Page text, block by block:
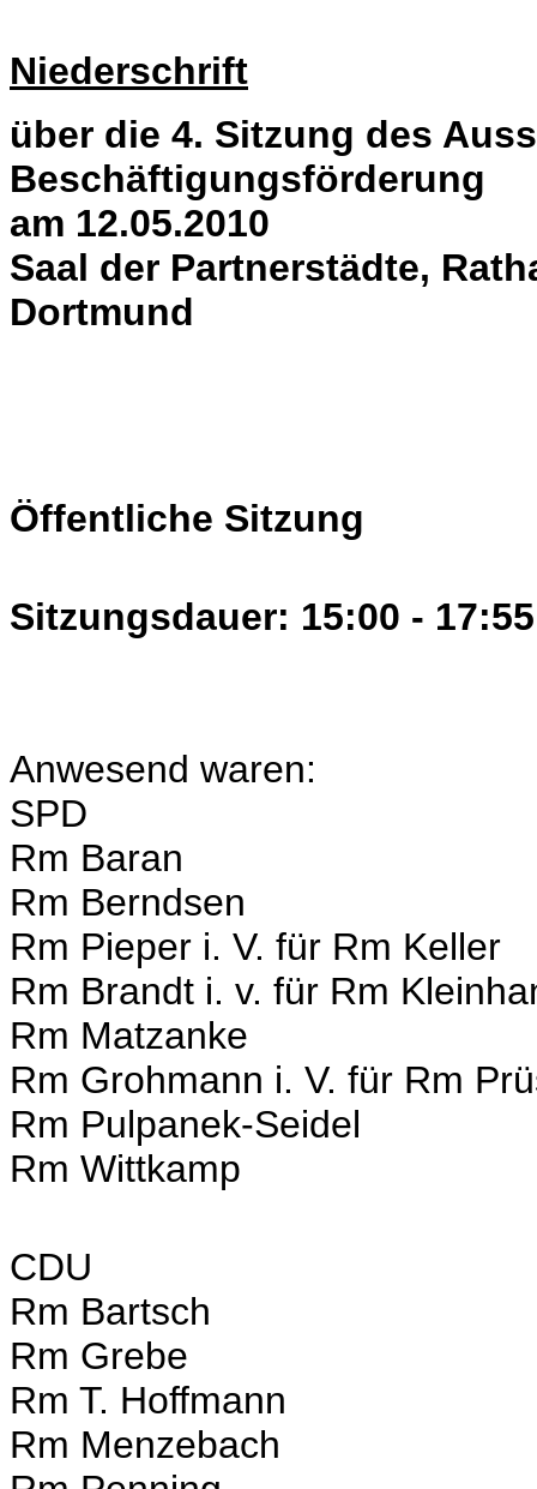
Niederschrift
über die 4. Sitzung des
Beschäftigungsförderung
am 12.05.2010
Saal der Partnerstädte,
Dortmund
Öffentliche Sitzung
Sitzungsdauer: 15:00 -
Anwesend waren:
SPD
Rm Baran
Rm Berndsen
Rm Pieper i. V. für Rm Keller
Rm Brandt i. v. für Rm
Rm Matzanke
Rm Grohmann i. V. für Rm
Rm Pulpanek-Seidel
Rm Wittkamp
CDU
Rm Bartsch
Rm Grebe
Rm T. Hoffmann
Rm Menzebach